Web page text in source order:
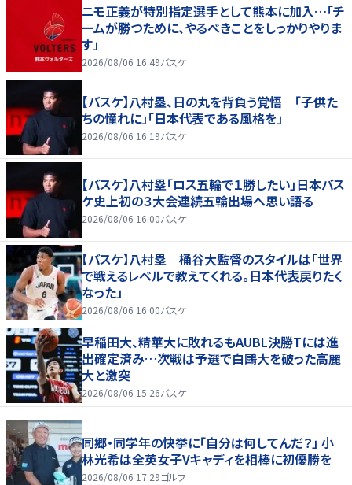
ニモ正義が特別指定選手として熊本に加入…「チ
ームが勝つために、やるべきことをしっかりやりま
す」
2026/08/06 16:49バスケ
【バスケ】八村塁、日の丸を背負う覚悟 「子供た
ちの憧れに」「日本代表である風格を」
2026/08/06 16:19バスケ
【バスケ】八村塁「ロス五輪で１勝したい」日本バス
ケ史上初の３大会連続五輪出場へ思い語る
2026/08/06 16:00バスケ
【バスケ】八村塁 桶谷大監督のスタイルは「世界
で戦えるレベルで教えてくれる。日本代表戻りたく
なった」
2026/08/06 16:00バスケ
早稲田大、精華大に敗れるもAUBL決勝Tには進
出確定済み…次戦は予選で白鷗大を破った高麗
大と激突
2026/08/06 15:26バスケ
同郷・同学年の快挙に「自分は何してんだ？」 小
林光希は全英女子Vキャディを相棒に初優勝を
2026/08/06 17:29ゴルフ